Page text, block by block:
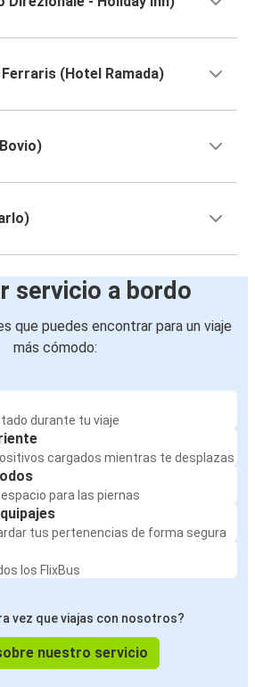
(Hotel Ramada)
servicio a bordo
que puedes encontrar para un viaje
más cómodo:
durante tu viaje
cargados mientras te desplazas
para las piernas
tus pertenencias de forma segura
los FlixBus
vez que viajas con nosotros?
nuestro servicio